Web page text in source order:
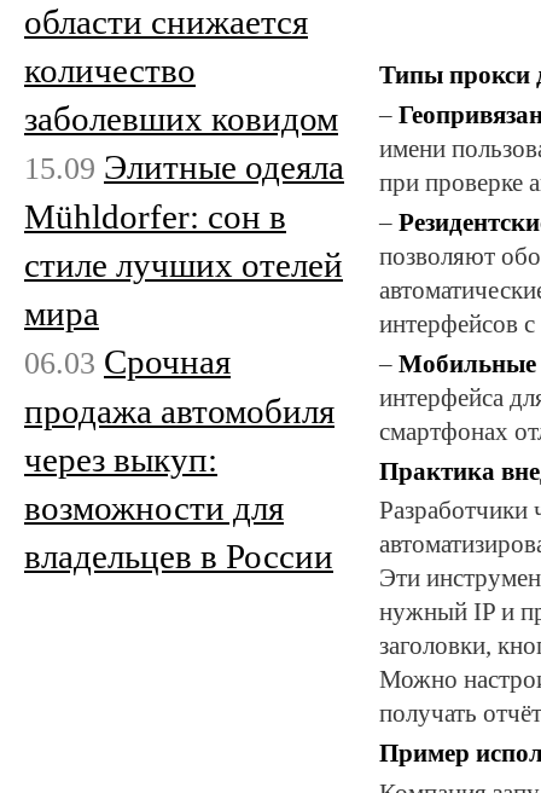
Типы прокси
–
имени
при проверке
–
позволяют
интерфейсов
– Мобильные
интерфейса
смартфонах
Практика
Разработчики
Эти
нужный IP и
заголовки,
Можно
получать
Пример
области снижается
количество
заболевших ковидом
15.09 Элитные одеяла
Mühldorfer: сон в
стиле лучших отелей
мира
06.03 Срочная
продажа автомобиля
через выкуп:
возможности для
владельцев в России